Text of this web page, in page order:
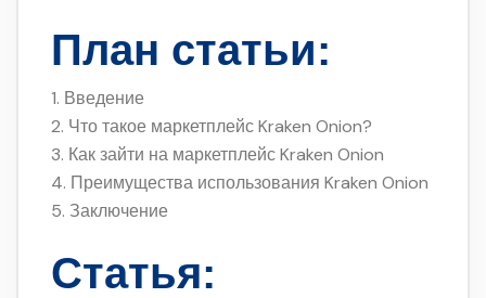
План статьи:
1. Введение
2. Что такое маркетплейс Kraken Onion?
3. Как зайти на маркетплейс Kraken Onion
4. Преимущества использования Kraken Onion
5. Заключение
Статья: